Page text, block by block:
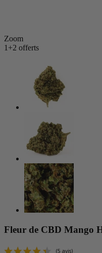
Zoom
1+2 offerts
Fleur de CBD Mango